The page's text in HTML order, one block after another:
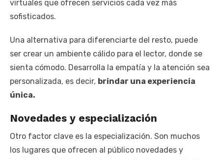
virtuales que ofrecen servicios cada vez más
sofisticados.
Una alternativa para diferenciarte del resto, puede
ser crear un ambiente cálido para el lector, donde se
sienta cómodo. Desarrolla la empatía y la atención sea
personalizada, es decir, brindar una experiencia
única.
Novedades y especialización
Otro factor clave es la especialización. Son muchos
los lugares que ofrecen al público novedades y